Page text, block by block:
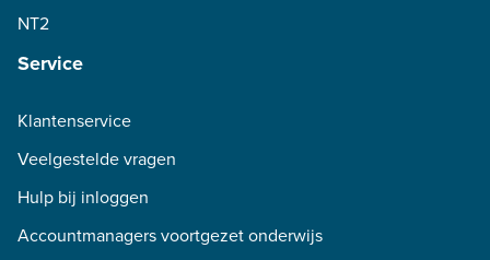
NT2
Service
Klantenservice
Veelgestelde vragen
Hulp bij inloggen
Accountmanagers voortgezet onderwijs